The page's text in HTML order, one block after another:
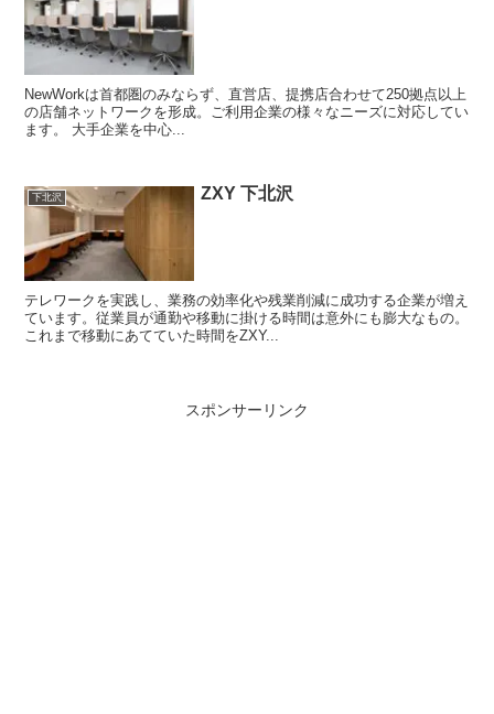
NewWorkは首都圏のみならず、直営店、提携店合わせて250拠点以上
の店舗ネットワークを形成。ご利用企業の様々なニーズに対応してい
ます。 大手企業を中心...
下北沢 ZXY 下北沢
テレワークを実践し、業務の効率化や残業削減に成功する企業が増え
ています。従業員が通勤や移動に掛ける時間は意外にも膨大なもの。
これまで移動にあてていた時間をZXY...
スポンサーリンク